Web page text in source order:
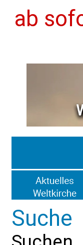
ab
Suche